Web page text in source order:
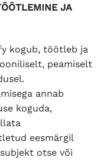
JA
kogub, töötleb ja
peamiselt
annab
koguda,
eesmärgil
otse või